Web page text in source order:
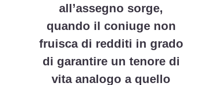
all’assegno sorge,
quando il coniuge non
fruisca di redditi in grado
di garantire un tenore di
vita analogo a quello